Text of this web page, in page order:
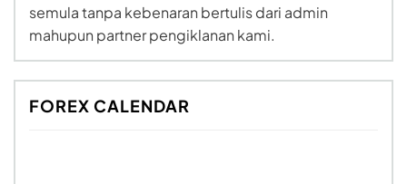
semula tanpa kebenaran bertulis dari admin
mahupun partner pengiklanan kami.
FOREX CALENDAR